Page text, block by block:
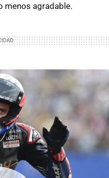
menos agradable.